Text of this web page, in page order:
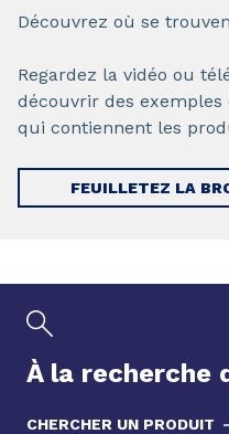
Découvrez où se
Regardez la vidéo ou
découvrir des
qui contiennent les
FEUILLETEZ LA
À la recherche
CHERCHER UN PRODUIT